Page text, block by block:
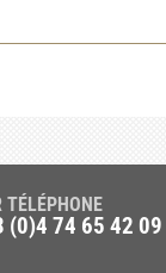
TÉLÉPHONE
(0)4 74 65 42 09